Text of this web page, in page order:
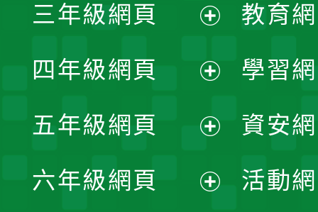
選
單
開
選
單
三年級網頁
開
選
單
四年級網頁
開
選
五年級網頁
開
六年級網頁
教育
學習
資安
活動